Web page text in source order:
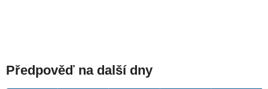
Předpověď na další dny